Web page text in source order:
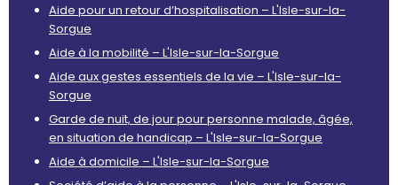
Aide pour un retour d’hospitalisation – L'Isle-sur-la-
Sorgue
Aide à la mobilité – L'Isle-sur-la-Sorgue
Aide aux gestes essentiels de la vie – L'Isle-sur-la-
Sorgue
Garde de nuit, de jour pour personne malade, âgée,
en situation de handicap – L'Isle-sur-la-Sorgue
Aide à domicile – L'Isle-sur-la-Sorgue